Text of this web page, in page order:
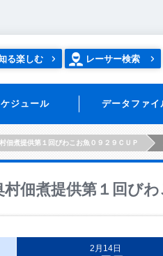
る楽しむ レーサー検索
ジュール データファイ
村佃煮提供第１回びわこお魚０９２９ＣＵＰ
村佃煮提供第１回び
2月14日